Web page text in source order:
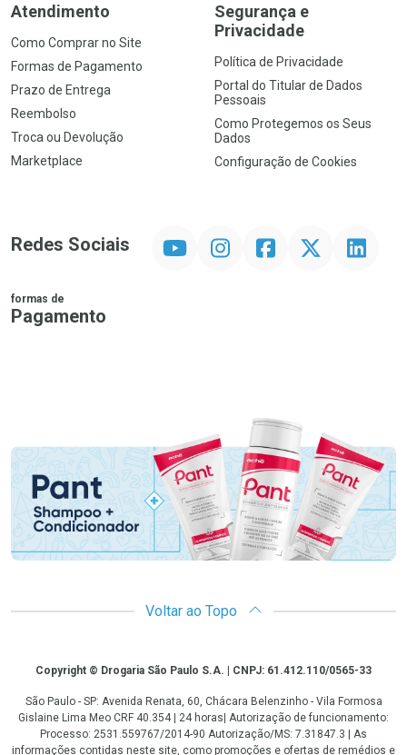
Atendimento
Como Comprar no Site
Formas de Pagamento
Prazo de Entrega
Reembolso
Troca ou Devolução
Marketplace
Segurança e
Privacidade
Política de Privacidade
Portal do Titular de Dados
Pessoais
Como Protegemos os Seus
Dados
Configuração de Cookies
Redes Sociais InstagramFacebookTwitter Linkedin
formas de
Pagamento
Voltar ao Topo
CopyrightCopyright © Drogaria São Paulo S.A. | CNPJ: 61.412.110/0565-33
São Paulo - SP: Avenida Renata, 60, Chácara Belenzinho - Vila Formosa
Gislaine Lima Meo CRF 40.354 | 24 horas| Autorização de funcionamento:
Processo: 2531.559767/2014-90 Autorização/MS: 7.31847.3 | As
informações contidas neste site, como promoções e ofertas de remédios e